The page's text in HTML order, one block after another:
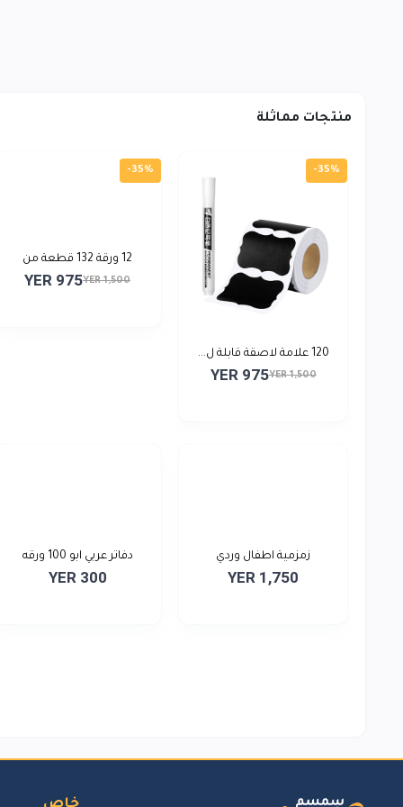
منتجات مماثلة
-35%
120 علامة لاصقة قابلة ل...
YER 1,500
YER 975
-35%
12 ورقة 132 قطعة من
ملص...YER 1,500
YER 975
زمزمية اطفال وردي
YER 1,750
دفاتر عربي ابو 100 ورقه
YER 300